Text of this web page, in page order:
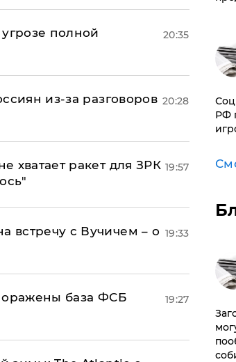
полной
20:35
из-за разговоров 20:28
хватает ракет для ЗРК 19:57
встречу с Вучичем – о 19:33
база ФСБ
19:27
РФ